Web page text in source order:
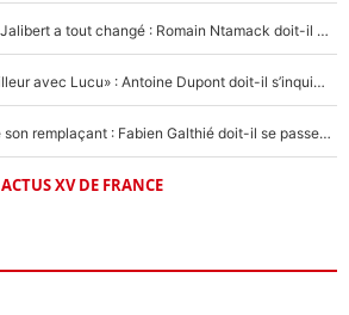
XV de France - Matthieu Jalibert a tout changé : Romain Ntamack doit-il s’inquiéter pour sa place à un an de la Coupe du monde ?
«Le XV de France est meilleur avec Lucu» : Antoine Dupont doit-il s’inquiéter pour sa place ?
Le XV de France a trouvé son remplaçant : Fabien Galthié doit-il se passer d'Antoine Dupont ?
ACTUS XV DE FRANCE